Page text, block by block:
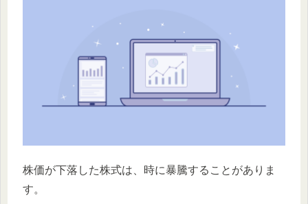
株価が下落した株式は、時に暴騰することがありま
す。